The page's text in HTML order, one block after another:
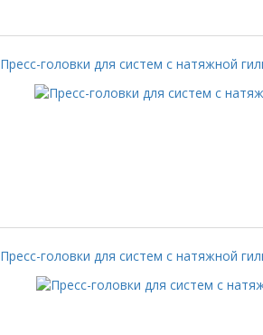
Пресс-головки для систем с натяжной
Пресс-головки для систем с натяжной